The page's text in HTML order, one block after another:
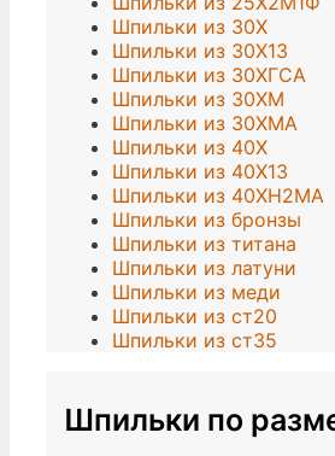
Шпильки из 30Х
Шпильки из 30Х13
Шпильки из 30ХГСА
Шпильки из 30ХМ
Шпильки из 30ХМА
Шпильки из 40Х
Шпильки из 40Х13
Шпильки из 40ХН2МА
Шпильки из бронзы
Шпильки из титана
Шпильки из латуни
Шпильки из меди
Шпильки из ст20
Шпильки из ст35
Шпильки по